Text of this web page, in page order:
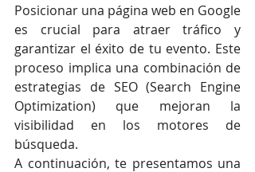
Posicionar una página web en Google
es crucial para atraer tráfico y
garantizar el éxito de tu evento. Este
proceso implica una combinación de
estrategias de SEO (Search Engine
Optimization) que mejoran la
visibilidad en los motores de
búsqueda.
A continuación, te presentamos una